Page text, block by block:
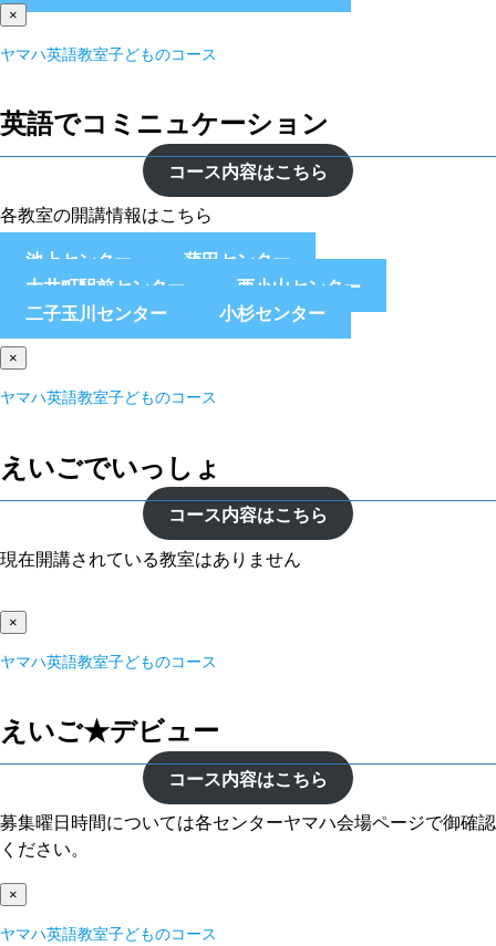
×
ヤマハ英語教室子どものコース
英語でコミニュケーション
コース内容はこちら
各教室の開講情報はこちら
池上センター
蒲田センター
大井町駅前センター
西小山センター
二子玉川センター
小杉センター
×
ヤマハ英語教室子どものコース
えいごでいっしょ
コース内容はこちら
現在開講されている教室はありません
×
ヤマハ英語教室子どものコース
えいご★デビュー
コース内容はこちら
募集曜日時間については各センターヤマハ会場ページで御確認
ください。
×
ヤマハ英語教室子どものコース